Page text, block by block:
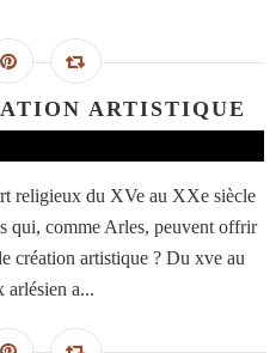
ARTISTIQUE
religieux du XVe au XXe siècle
qui, comme Arles, peuvent offrir
création artistique ? Du xve au
arlésien a...